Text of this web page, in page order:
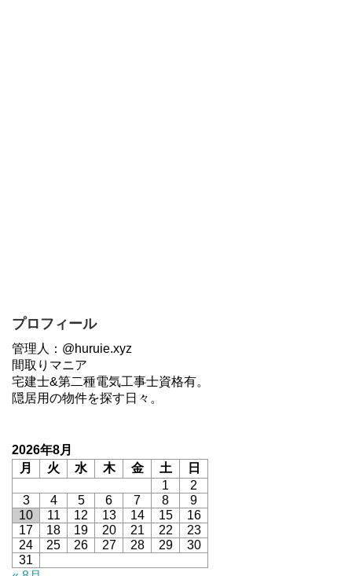
プロフィール
管理人：@huruie.xyz
間取りマニア
宅建士&第二種電気工事士資格有。
隠居用の物件を探す日々。
2026年8月
月
火 水 木 金 土
日
1
2
3
4 5 6 7 8
9
10
11 12 13 14 15
16
17
18 19 20 21 22
23
24
25 26 27 28 29
30
31